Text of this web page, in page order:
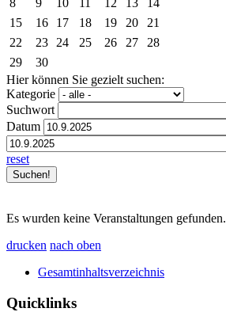
8
9 10 11 12 13
14
15
16 17 18 19 20
21
22
23 24 25 26 27
28
29
30
Hier können Sie gezielt suchen:
Kategorie
Suchwort
Datum
reset
Es wurden keine Veranstaltungen gefunden.
drucken nach oben
Gesamtinhaltsverzeichnis
Quicklinks